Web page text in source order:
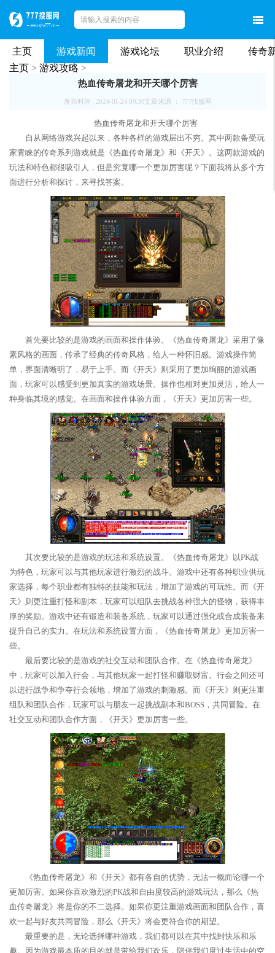
主页 游戏新闻 游戏论坛 职业介绍
传奇
主页 > 游戏攻略 >
热血传奇屠龙和开天哪个厉害
发布时间 : 2024-01-24 09:30文章来源 ： 777找服网
热血传奇屠龙和开天哪个厉害
自从网络游戏兴起以来，各种各样的游戏层出不穷。其中两款备受玩
家青睐的传奇系列游戏就是《热血传奇屠龙》和《开天》。这两款游戏的
玩法和特色都很吸引人，但是究竟哪一个更加厉害呢？下面我将从多个方
面进行分析和探讨，来寻找答案。
首先要比较的是游戏的画面和操作体验。《热血传奇屠龙》采用了像
素风格的画面，传承了经典的传奇风格，给人一种怀旧感。游戏操作简
单，界面清晰明了，易于上手。而《开天》则采用了更加绚丽的游戏画
面，玩家可以感受到更加真实的游戏场景。操作也相对更加灵活，给人一
种身临其境的感觉。在画面和操作体验方面，《开天》更加厉害一些。
其次要比较的是游戏的玩法和系统设置。《热血传奇屠龙》以PK战
为特色，玩家可以与其他玩家进行激烈的战斗。游戏中还有各种职业供玩
家选择，每个职业都有独特的技能和玩法，增加了游戏的可玩性。而《开
天》则更注重打怪和副本，玩家可以组队去挑战各种强大的怪物，获得丰
厚的奖励。游戏中还有锻造和装备系统，玩家可以通过强化或合成装备来
提升自己的实力。在玩法和系统设置方面，《热血传奇屠龙》更加厉害一
些。
最后要比较的是游戏的社交互动和团队合作。在《热血传奇屠龙》
中，玩家可以加入行会，与其他玩家一起打怪和赚取财富。行会之间还可
以进行战争和争夺行会领地，增加了游戏的刺激感。而《开天》则更注重
组队和团队合作，玩家可以与朋友一起挑战副本和BOSS，共同冒险。在
社交互动和团队合作方面，《开天》更加厉害一些。
《热血传奇屠龙》和《开天》都有各自的优势，无法一概而论哪一个
更加厉害。如果你喜欢激烈的PK战和自由度较高的游戏玩法，那么《热
血传奇屠龙》将是你的不二选择。如果你更注重游戏画面和团队合作，喜
欢一起与好友共同冒险，那么《开天》将会更符合你的期望。
最重要的是，无论选择哪种游戏，我们都可以在其中找到快乐和乐
趣。因为游戏最本质的目的就是带给我们欢乐，陪伴我们度过生活中的空